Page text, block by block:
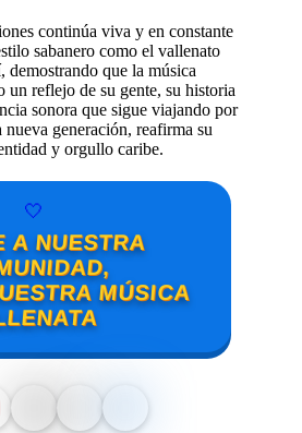
continúa viva y en constante
sabanero como el vallenato
demostrando que la música
un reflejo de su gente, su historia
sonora que sigue viajando por
generación, reafirma su
y orgullo caribe.
🤍
A NUESTRA
MÚSICA